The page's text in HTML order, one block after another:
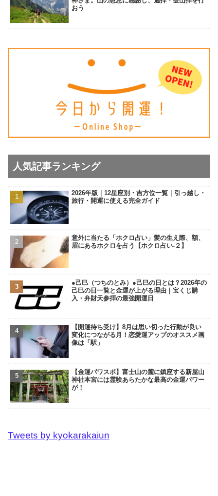
おう
人気記事ランキング
2026年版｜12星座別・吉方位一覧｜引っ越し・
旅行・開運に使える完全ガイド
意外に当たる「ホクロ占い」髪の生え際、額、
眉にあるホクロを占う【ホクロ占い‐２】
●己巳（つちのとみ）●己巳の日とは？2026年の
己巳の日一覧と金運が上がる理由｜宝くじ購
入・弁財天参拝の最強開運日
【開運待ち受け】8月は思い切った行動が良い
変化につながる月！恋愛運アップのオススメ画
像は「駅」
【金運パワスポ】富士山の麓に鎮座する新屋山
神社本宮には霊験あらたかな最高の金運パワー
が！
Tweets by kyokarakaiun